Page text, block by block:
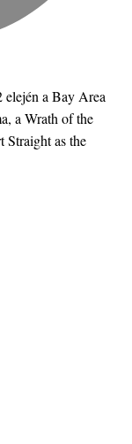
elején a Bay Area
a Wrath of the
Straight as the